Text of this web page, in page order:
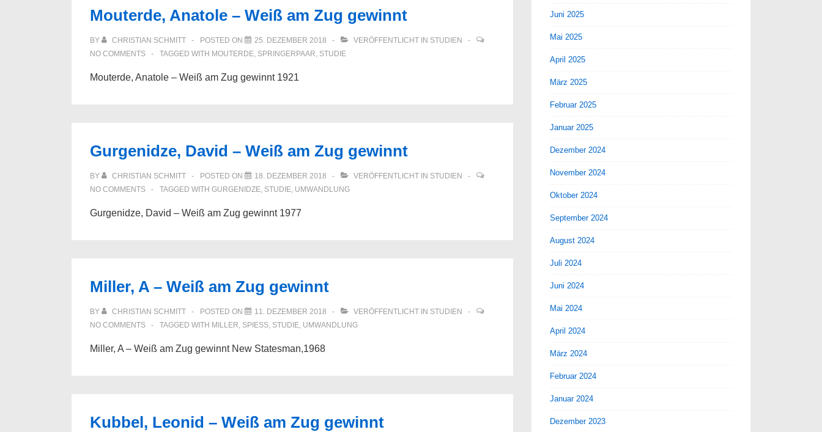
Mouterde, Anatole – Weiß am Zug gewinnt
BY CHRISTIAN SCHMITT POSTED ON 25. DEZEMBER 2018 VERÖFFENTLICHT IN STUDIEN
NO COMMENTS
TAGGED WITH MOUTERDE, SPRINGERPAAR, STUDIE
Mouterde, Anatole – Weiß am Zug gewinnt 1921
Gurgenidze, David – Weiß am Zug gewinnt
BY CHRISTIAN SCHMITT POSTED ON 18. DEZEMBER 2018 VERÖFFENTLICHT IN STUDIEN
NO COMMENTS
TAGGED WITH GURGENIDZE, STUDIE, UMWANDLUNG
Gurgenidze, David – Weiß am Zug gewinnt 1977
Miller, A – Weiß am Zug gewinnt
BY CHRISTIAN SCHMITT POSTED ON 11. DEZEMBER 2018 VERÖFFENTLICHT IN STUDIEN
NO COMMENTS
TAGGED WITH MILLER, SPIESS , STUDIE, UMWANDLUNG
Miller, A – Weiß am Zug gewinnt New Statesman,1968
Kubbel, Leonid – Weiß am Zug gewinnt
Juni 2025
Mai 2025
April 2025
März 2025
Februar 2025
Januar 2025
Dezember 2024
November 2024
Oktober 2024
September 2024
August 2024
Juli 2024
Juni 2024
Mai 2024
April 2024
März 2024
Februar 2024
Januar 2024
Dezember 2023